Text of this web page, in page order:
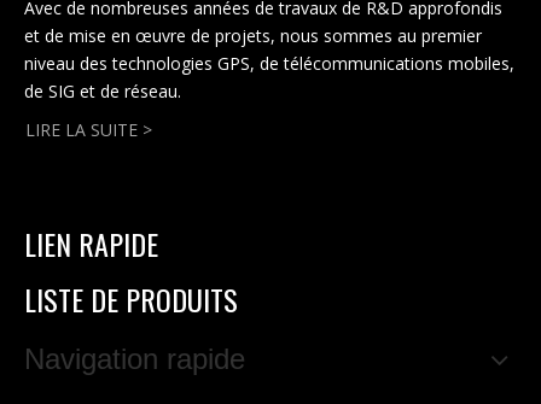
Avec de nombreuses années de travaux de R&D approfondis
et de mise en œuvre de projets, nous sommes au premier
niveau des technologies GPS, de télécommunications mobiles,
de SIG et de réseau.
LIRE LA SUITE >
LIEN RAPIDE
LISTE DE PRODUITS
Navigation rapide